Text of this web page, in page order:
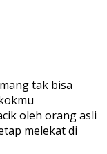
tak bisa
oleh orang asli
melekat di